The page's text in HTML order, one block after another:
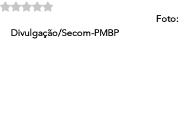
Avaliado com NaN de 5 estrelas.
Foto:
Divulgação/Secom-PMBP